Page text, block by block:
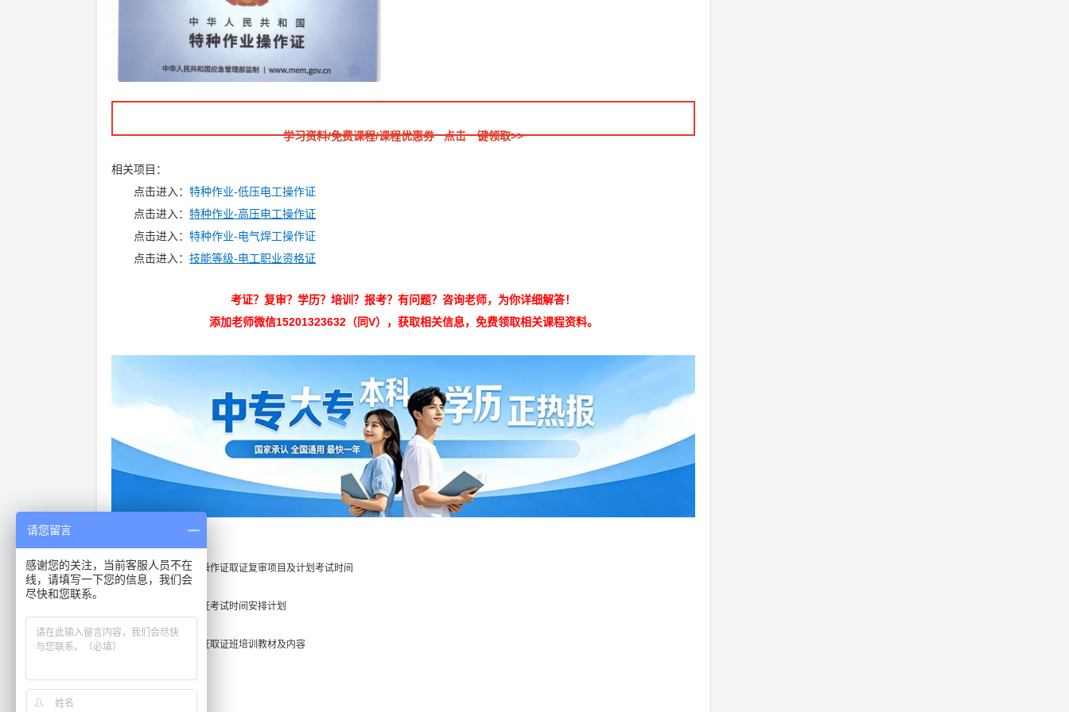
学习资料/免费课程/课程优惠券 点击一键领取>>
相关项目：
点击进入： 特种作业-低压电工操作证
点击进入： 特种作业-高压电工操作证
点击进入： 特种作业-电气焊工操作证
点击进入： 技能等级-电工职业资格证
考证？复审？学历？培训？报考？有问题？咨询老师，为你详细解答！
添加老师微信15201323632（同V），获取相关信息，免费领取相关课程资料。
相关内容：
2025年北京特种作业操作证取证复审项目及计划考试时间
2025年北京低压电工证考试时间安排计划
2025年北京低压电工证取证班培训教材及内容
请您留言
感谢您的关注，当前客服人员不在
线，请填写一下您的信息，我们会
尽快和您联系。